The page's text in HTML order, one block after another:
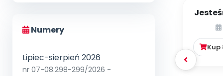
Numery
Lipiec-sierpień 2026
nr 07-08.298-299/2026 -
Kup